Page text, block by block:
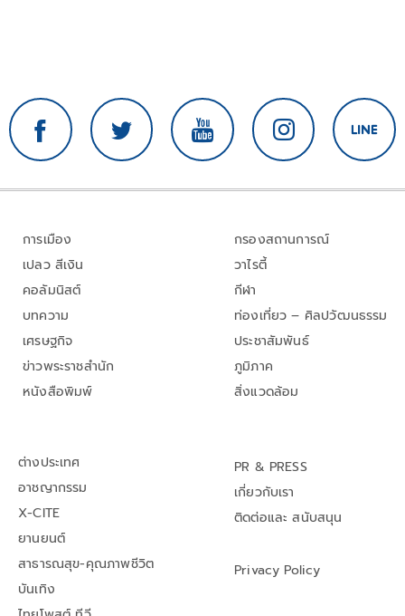
การเมือง
เปลว สีเงิน
คอลัมนิสต์
บทความ
เศรษฐกิจ
ข่าวพระราชสำนัก
หนังสือพิมพ์
กรองสถานการณ์
วาไรตี้
กีฬา
ท่องเที่ยว – ศิลปวัฒนธรรม
ประชาสัมพันธ์
ภูมิภาค
สิ่งแวดล้อม
ต่างประเทศ
อาชญากรรม
X-CITE
ยานยนต์
สาธารณสุข-คุณภาพชีวิต
บันเทิง
PR & PRESS
เกี่ยวกับเรา
ติดต่อและ สนับสนุน
Privacy Policy